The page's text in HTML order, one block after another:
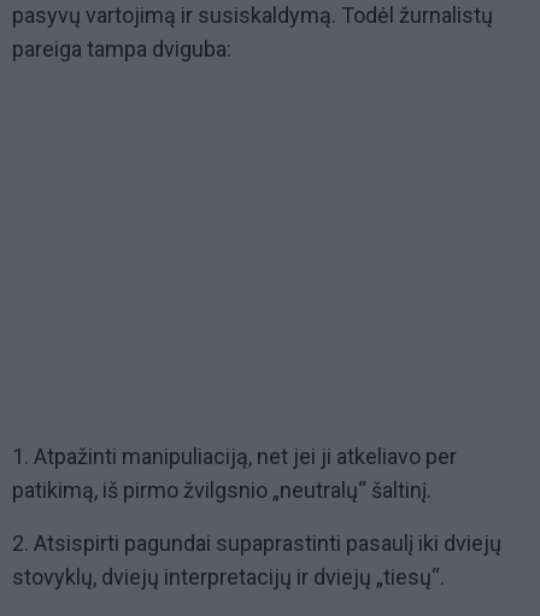
pasyvų vartojimą ir susiskaldymą. Todėl žurnalistų
pareiga tampa dviguba:
1. Atpažinti manipuliaciją, net jei ji atkeliavo per
patikimą, iš pirmo žvilgsnio „neutralų“ šaltinį.
2. Atsispirti pagundai supaprastinti pasaulį iki dviejų
stovyklų, dviejų interpretacijų ir dviejų „tiesų“.